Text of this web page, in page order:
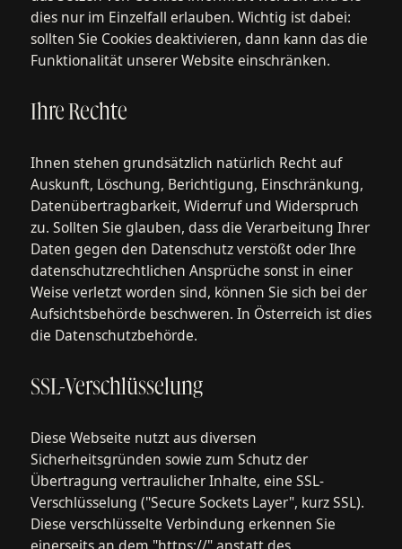
dies nur im Einzelfall erlauben. Wichtig ist dabei:
sollten Sie Cookies deaktivieren, dann kann das die
Funktionalität unserer Website einschränken.
Ihre Rechte
Ihnen stehen grundsätzlich natürlich Recht auf
Auskunft, Löschung, Berichtigung, Einschränkung,
Datenübertragbarkeit, Widerruf und Widerspruch
zu. Sollten Sie glauben, dass die Verarbeitung Ihrer
Daten gegen den Datenschutz verstößt oder Ihre
datenschutzrechtlichen Ansprüche sonst in einer
Weise verletzt worden sind, können Sie sich bei der
Aufsichtsbehörde beschweren. In Österreich ist dies
die Datenschutzbehörde.
SSL-Verschlüsselung
Diese Webseite nutzt aus diversen
Sicherheitsgründen sowie zum Schutz der
Übertragung vertraulicher Inhalte, eine SSL-
Verschlüsselung ("Secure Sockets Layer", kurz SSL).
Diese verschlüsselte Verbindung erkennen Sie